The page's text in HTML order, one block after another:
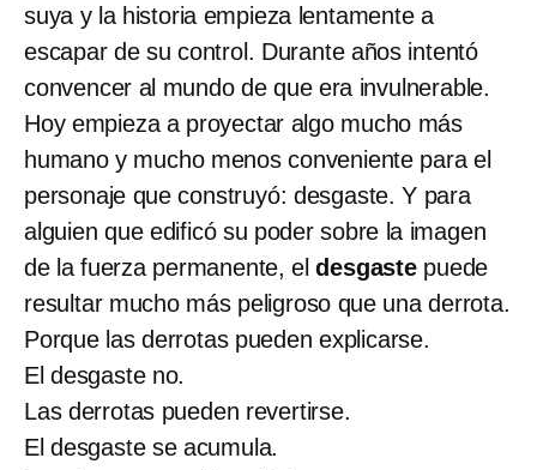
suya y la historia empieza lentamente a
escapar de su control. Durante años intentó
convencer al mundo de que era invulnerable.
Hoy empieza a proyectar algo mucho más
humano y mucho menos conveniente para el
personaje que construyó: desgaste. Y para
alguien que edificó su poder sobre la imagen
de la fuerza permanente, eldesgaste puede
resultar mucho más peligroso que una derrota.
Porque las derrotas pueden explicarse.
El desgaste no.
Las derrotas pueden revertirse.
El desgaste se acumula.